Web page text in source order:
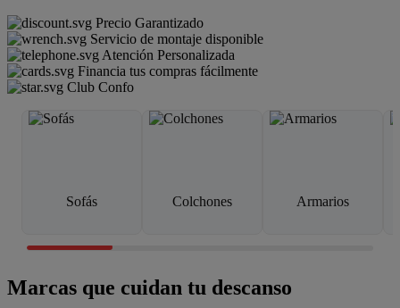
Precio Garantizado
Servicio de montaje disponible
Atención Personalizada
Financia tus compras fácilmente
Club Confo
Sofás Colchones Armarios
Marcas que cuidan tu descanso